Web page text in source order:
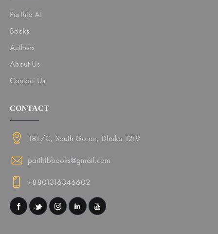
Parthib AI
Books
Authors
About Us
Contact Us
CONTACT
181/C, South Goran, Dhaka 1219
parthibbooks@gmail.com
+8801316346602